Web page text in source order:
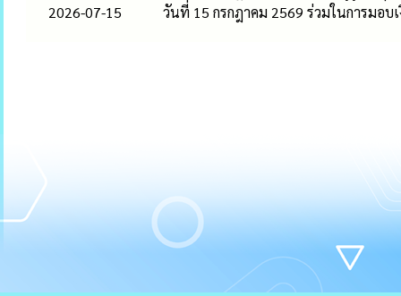
2026-07-15
วันที่ 15 กรกฎาคม 2569 ร่วมในการมอบ